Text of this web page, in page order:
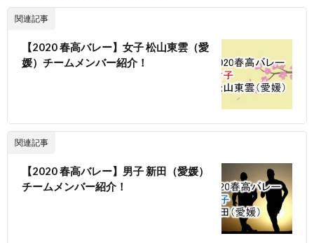
関連記事
【2020 春高バレー】女子 松山東雲（愛
媛）チームメンバー紹介！
関連記事
【2020 春高バレー】男子 新田（愛媛）
チームメンバー紹介！